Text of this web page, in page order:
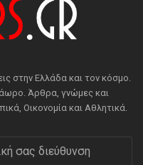
στην Ελλάδα και τον κόσμο.
Άρθρα, γνώμες και
Οικονομία και Αθλητικά.